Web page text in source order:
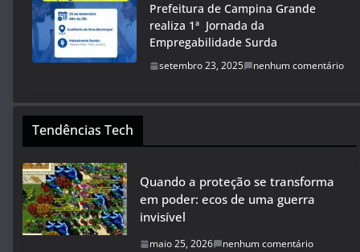
Prefeitura de Campina Grande
realiza 1ª Jornada da
Empregabilidade Surda
setembro 23, 2025 nenhum comentário
Tendências Tech
Quando a proteção se transforma
em poder: ecos de uma guerra
invisível
maio 25, 2026 nenhum comentário